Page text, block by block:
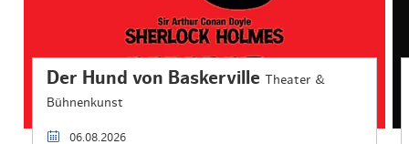
Der Hund von BaskervilleTheater &
Bühnenkunst
06.08.2026